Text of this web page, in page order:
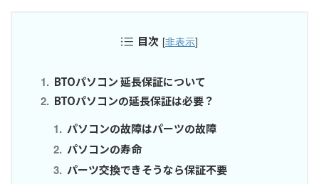
目次 [非表示]
BTOパソコン 延長保証について
BTOパソコンの延長保証は必要？
パソコンの故障はパーツの故障
パソコンの寿命
パーツ交換できそうなら保証不要